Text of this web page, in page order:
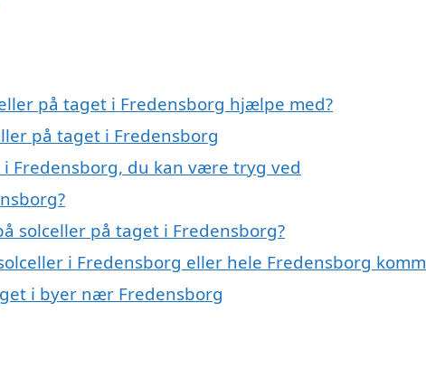
på taget i Fredensborg hjælpe med?
på taget i Fredensborg
Fredensborg, du kan være tryg ved
solceller på taget i Fredensborg?
i Fredensborg eller hele Fredensborg
i byer nær Fredensborg